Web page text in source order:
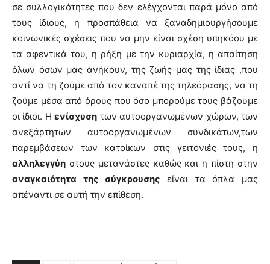
σε συλλογικότητες που δεν ελέγχονται παρά μόνο από
τους ίδιους, η προσπάθεια να ξαναδημιουργήσουμε
κοινωνικές σχέσεις που να μην είναι σχέση υπηκόου με
τα αφεντικά του, η ρήξη με την κυριαρχία, η απαίτηση
όλων όσων μας ανήκουν, της ζωής μας της ίδιας ,που
αντί να τη ζούμε από τον καναπέ της τηλεόρασης, να τη
ζούμε μέσα από όρους που όσο μπορούμε τους βάζουμε
οι ίδιοι. Ηενίσχυση των αυτοοργανωμένων χώρων, των
ανεξάρτητων αυτοοργανωμένων συνδικάτων,των
παρεμβάσεων των κατοίκων στις γειτονιές τους, η
αλληλεγγύη στους μετανάστες καθώς και η πίστη στην
αναγκαιότητα της σύγκρουσης είναι τα όπλα μας
απέναντι σε αυτή την επίθεση.